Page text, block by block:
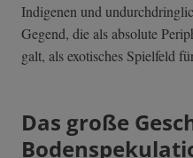
Indigenen und
Gegend, die als absolute
galt, als exotisches Spielfeld
Das große